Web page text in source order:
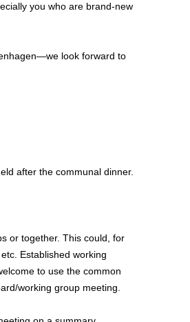
you who are brand‑new
look forward to
after the communal dinner.
or together. This could, for
Established working
to use the common
working group meeting.